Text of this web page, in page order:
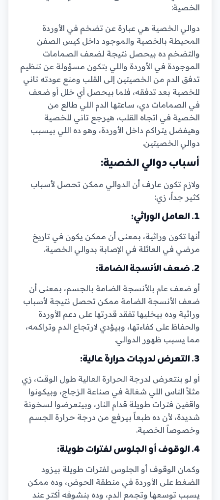
الخصية:
دوالي الخصية هي عبارة عن تضخم في الأوردة
المحيطة بالخصية والموجود داخل كيس الصفن
والتضخم ده بيحصل نتيجة لضعف الصمامات
الموجودة في الأوردة واللي بتكون مسؤولة عن تنظيم
تدفق الدم من الخصيتين إلى القلب ومنع عودته تاني
للخصية بعد تدفقه، فلما بيحصل أي خلل أو ضعف
في الصمامات دي، ساعتها الدم اللي طالع من
الخصية في اتجاه القلب، هيرجع تاني للخصية
وهيفضل يتراكم داخل الأوردة، وهو ده اللي بيسبب
دوالي الخصيتين.
أسباب دوالي الخصية:
ولازم تكون عارف أن الدوالي ممكن تحصل لأسباب
كثير جداً، زي:
1. العامل الوراثي:
أنها تكون وراثية، بمعنى أن ممكن يكون في تاريخ
مرضي في العائلة في الإصابة بدوالي الخصية.
2. ضعف الأنسجة الضامة:
أو ضعف عام بالأنسجة الضامة بالجسم، بمعنى أن
ضعف الأنسجة الضامة ممكن تحصل نتيجة لأسباب
وراثية وده بيخليها تفقد قدرتها على دعم الأوردة
والحفاظ على كفاءتها، وبيؤدي لارتجاع الدم وتراكمه،
مما يسبب ظهور الدوالي.
3. التعرض لدرجات حرارة عالية:
أو لو بنتعرض لدرجة الحرارة العالية طول الوقت، زي
مثلاً الناس اللي شغالة في صناعة الزجاج، وبيكونوا
واقفين فترات طويلة قدام النار، وبيتعرضوا لسخونة
شديدة، لأن ده طبعاً بيرفع من درجة حرارة الجسم
وخصوصاً الخصية.
4. الوقوف أو الجلوس لفترات طويلة:
وكمان الوقوف أو الجلوس لفترات طويلة بيزود
الضغط على الأوردة في منطقة الحوض، وده ممكن
يسبب توسعها وتجمع الدم، وده بنشوفه أكتر عند